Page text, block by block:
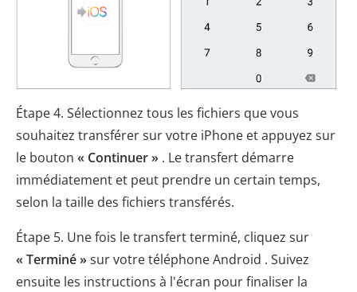
Étape 4. Sélectionnez tous les fichiers que vous
souhaitez transférer sur votre iPhone et appuyez sur
le bouton « Continuer » . Le transfert démarre
immédiatement et peut prendre un certain temps,
selon la taille des fichiers transférés.
Étape 5. Une fois le transfert terminé, cliquez sur
« Terminé »sur votre téléphone Android . Suivez
ensuite les instructions à l'écran pour finaliser la